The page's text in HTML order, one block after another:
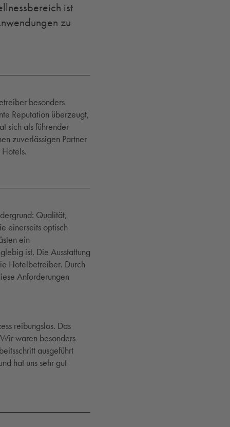
ist
zu
besonders
Reputation überzeugt,
sich als führender
zuverlässigen Partner
Qualität,
einerseits optisch
ein
ist. Die Ausstattung
Hotelbetreiber. Durch
Anforderungen
reibungslos. Das
waren besonders
ausgeführt
hat uns sehr gut